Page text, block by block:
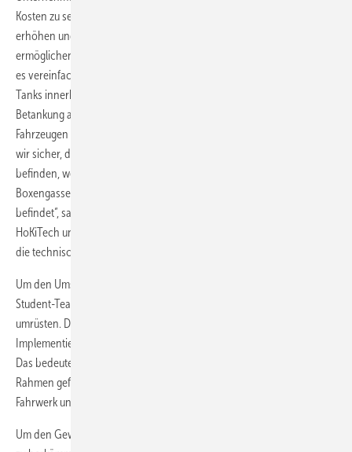
Kosten zu senken, die Beschaffung zu erleichtern, die Sicherheit zu
erhöhen und uns weitere Optionen bei der Betankung zu
ermöglichen. So wäre eventuell ein Tauschsystem denkbar, wie man
es vereinfacht gesagt vom Gasgrill kennt. Laut Regelwerk sollen die
Tanks innerhalb von 15 Minuten ausbaubar sein, damit eine
Betankung außerhalb des Fahrzeugs möglich ist und die Teams an den
Fahrzeugen mit ausgebautem Tank arbeiten können. Dadurch stellen
wir sicher, dass sich keine signifikanten Wasserstoffmengen im Auto
befinden, wenn sich dieses in Gebäuden, wie zum Beispiel der
Boxengasse des Red Bull Rings oder der Werkstatt an der Hochschule,
befindet“, sagt Paul Mayr-Harting, Gründer des Ingenieurbüros
HoKiTech und bei Formula Student Austria Hauptverantwortlicher für
die technische Abnahme der Rennwagen.
Um den Umstieg auf Wasserstoff zu erleichtern, dürfen die Formula-
Student-Teams bestehende Verbrenner- oder Elektrofahrzeuge
umrüsten. Der Fokus soll auf der Inbetriebnahme und der
Implementierung eines wasserstoffbasierten Antriebsstrangs liegen.
Das bedeutet, dass weder ein neues Monocoque noch ein neuer
Rahmen gefertigt werden muss. Ebenso können das bestehende
Fahrwerk und das Flügelpaket weiterhin genutzt werden.
Um den Gewichtsnachteil der Brennstoffzellenfahrzeuge im Vergleich